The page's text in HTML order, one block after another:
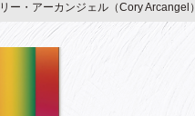
ー・アーカンジェル（Cory Arcangel）